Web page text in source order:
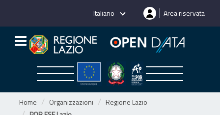
Italiano Area riservata
Home Organizzazioni
Regione Lazio